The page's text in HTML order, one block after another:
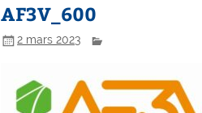
AF3V_600
2 mars 2023